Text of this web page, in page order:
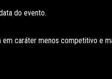
do evento.
caráter menos competitivo e